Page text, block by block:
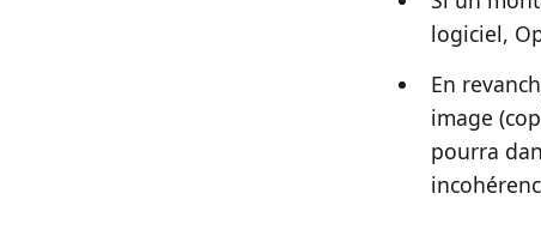
logiciel,
En
image
pourra